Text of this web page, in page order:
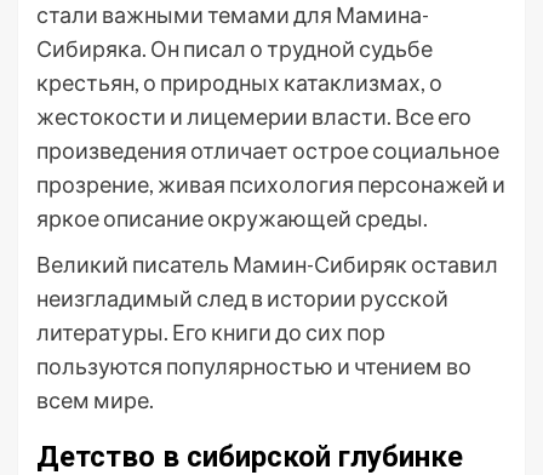
стали важными темами для Мамина-
Сибиряка. Он писал о трудной судьбе
крестьян, о природных катаклизмах, о
жестокости и лицемерии власти. Все его
произведения отличает острое социальное
прозрение, живая психология персонажей и
яркое описание окружающей среды.
Великий писатель Мамин-Сибиряк оставил
неизгладимый след в истории русской
литературы. Его книги до сих пор
пользуются популярностью и чтением во
всем мире.
Детство в сибирской глубинке